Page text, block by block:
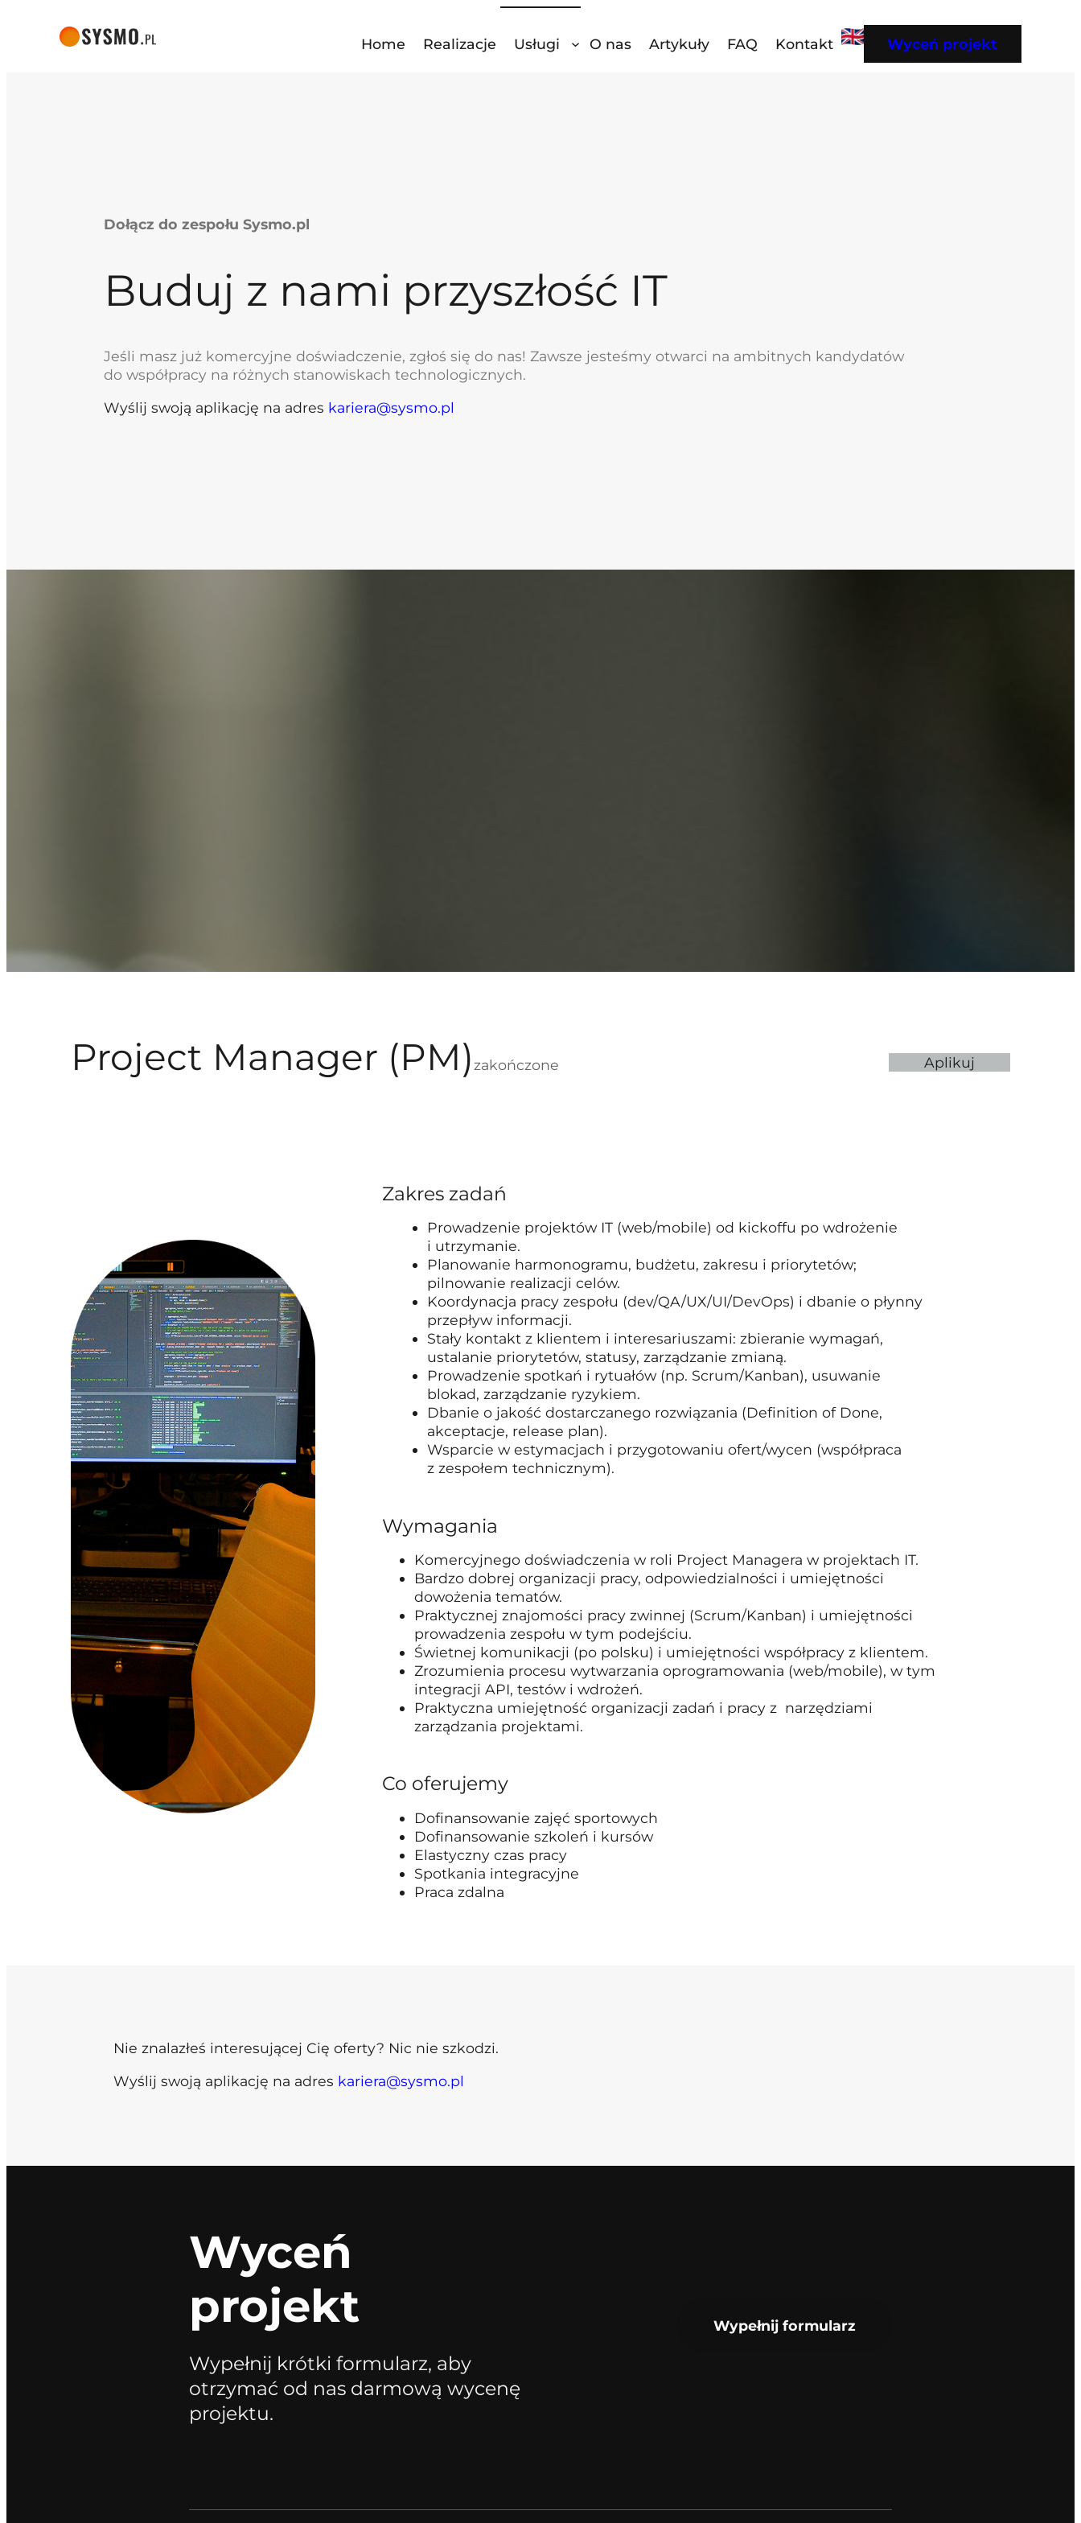
do treści
Home Realizacje Usługi O nas Artykuły FAQ Kontakt Wyceń projekt
Dołącz do zespołu Sysmo.pl
Buduj z nami przyszłość IT
Jeśli masz już komercyjne doświadczenie, zgłoś się do nas! Zawsze jesteśmy otwarci na ambitnych kandydatów
do współpracy na różnych stanowiskach technologicznych.
Wyślij swoją aplikację na adres kariera@sysmo.pl
Project Manager (PM) zakończone Aplikuj
Zakres zadań
Prowadzenie projektów IT (web/mobile) od kickoffu po wdrożenie
i utrzymanie.
Planowanie harmonogramu, budżetu, zakresu i priorytetów;
pilnowanie realizacji celów.
Koordynacja pracy zespołu (dev/QA/UX/UI/DevOps) i dbanie o płynny
przepływ informacji.
Stały kontakt z klientem i interesariuszami: zbieranie wymagań,
ustalanie priorytetów, statusy, zarządzanie zmianą.
Prowadzenie spotkań i rytuałów (np. Scrum/Kanban), usuwanie
blokad, zarządzanie ryzykiem.
Dbanie o jakość dostarczanego rozwiązania (Definition of Done,
akceptacje, release plan).
Wsparcie w estymacjach i przygotowaniu ofert/wycen (współpraca
z zespołem technicznym).
Wymagania
Komercyjnego doświadczenia w roli Project Managera w projektach IT.
Bardzo dobrej organizacji pracy, odpowiedzialności i umiejętności
dowożenia tematów.
Praktycznej znajomości pracy zwinnej (Scrum/Kanban) i umiejętności
prowadzenia zespołu w tym podejściu.
Świetnej komunikacji (po polsku) i umiejętności współpracy z klientem.
Zrozumienia procesu wytwarzania oprogramowania (web/mobile), w tym
integracji API, testów i wdrożeń.
Praktyczna umiejętność organizacji zadań i pracy z narzędziami
zarządzania projektami.
Co oferujemy
Dofinansowanie zajęć sportowych
Dofinansowanie szkoleń i kursów
Elastyczny czas pracy
Spotkania integracyjne
Praca zdalna
Nie znalazłeś interesującej Cię oferty? Nic nie szkodzi.
Wyślij swoją aplikację na adres kariera@sysmo.pl
Wyceń
projekt
Wypełnij krótki formularz, aby
otrzymać od nas darmową wycenę
projektu.
Wypełnij formularz